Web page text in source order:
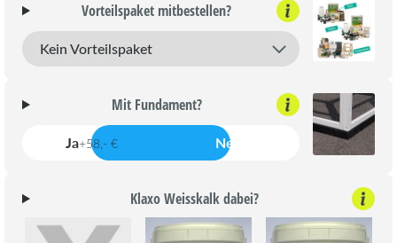
Vorteilspaket mitbestellen?
Mit Fundament?
Ja+58,- € Nein
Klaxo Weisskalk dabei?